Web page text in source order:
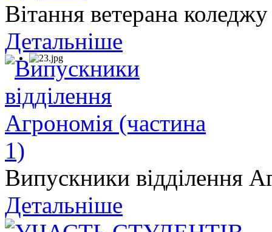
Вітання ветерана
Детальніше
Випускники відділення
Детальніше